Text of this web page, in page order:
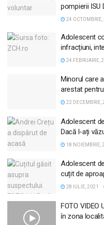
pompierii ISU
24 OCTOMBRIE,
Adolescent
infracțiuni,
24 FEBRUARIE,
Minorul care
arestat
22 DECEMBRIE,
Adolescent
Dacă l-ați
18 NOIEMBRIE,
Adolescent
cuțit de
28 IULIE, 2021
FOTO VIDEO
în zona